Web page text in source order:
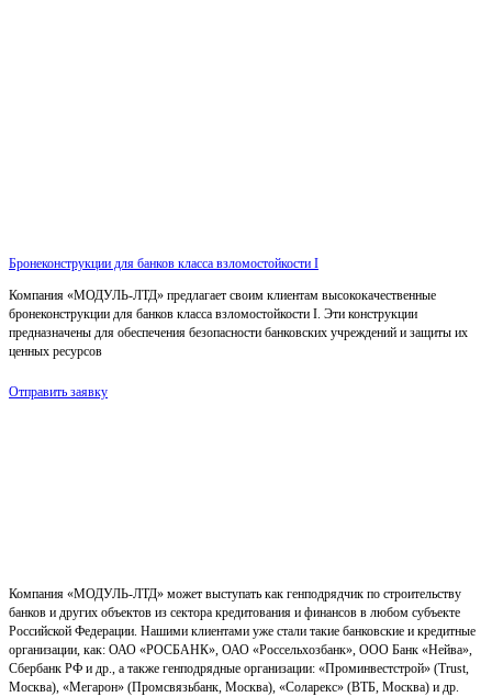
Бронеконструкции для банков класса взломостойкости I
Компания «МОДУЛЬ-ЛТД» предлагает своим клиентам высококачественные
бронеконструкции для банков класса взломостойкости I. Эти конструкции
предназначены для обеспечения безопасности банковских учреждений и защиты их
ценных ресурсов
Отправить заявку
Компания «МОДУЛЬ-ЛТД» может выступать как генподрядчик по строительству
банков и других объектов из сектора кредитования и финансов в любом субъекте
Российской Федерации. Нашими клиентами уже стали такие банковские и кредитные
организации, как: ОАО «РОСБАНК», ОАО «Россельхозбанк», ООО Банк «Нейва»,
Сбербанк РФ и др., а также генподрядные организации: «Проминвестстрой» (Trust,
Москва), «Мегарон» (Промсвязьбанк, Москва), «Соларекс» (ВТБ, Москва) и др.